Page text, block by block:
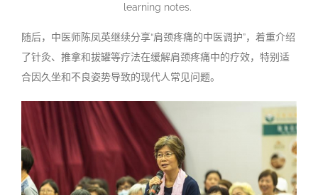
learning notes.
随后，中医师陈凤英继续分享“肩颈疼痛的中医调护”，着重介绍
了针灸、推拿和拔罐等疗法在缓解肩颈疼痛中的疗效，特别适
合因久坐和不良姿势导致的现代人常见问题。